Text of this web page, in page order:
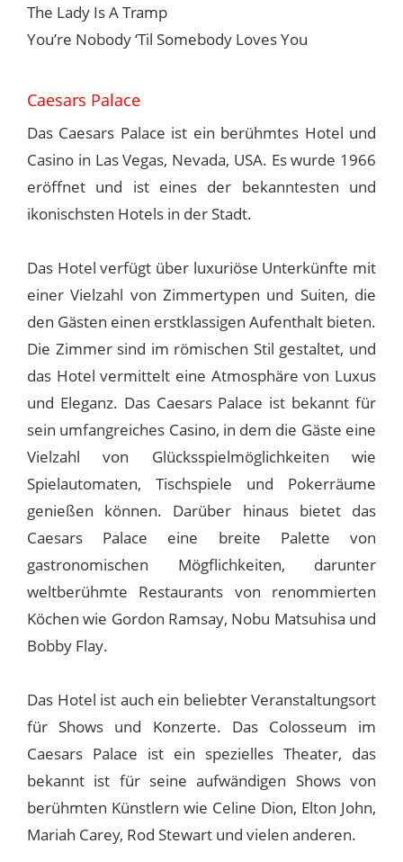
The Lady Is A Tramp
You’re Nobody ‘Til Somebody Loves You
Caesars Palace
Das Caesars Palace ist ein berühmtes Hotel und
Casino in Las Vegas, Nevada, USA. Es wurde 1966
eröffnet und ist eines der bekanntesten und
ikonischsten Hotels in der Stadt.
Das Hotel verfügt über luxuriöse Unterkünfte mit
einer Vielzahl von Zimmertypen und Suiten, die
den Gästen einen erstklassigen Aufenthalt bieten.
Die Zimmer sind im römischen Stil gestaltet, und
das Hotel vermittelt eine Atmosphäre von Luxus
und Eleganz. Das Caesars Palace ist bekannt für
sein umfangreiches Casino, in dem die Gäste eine
Vielzahl von Glücksspielmöglichkeiten wie
Spielautomaten, Tischspiele und Pokerräume
genießen können. Darüber hinaus bietet das
Caesars Palace eine breite Palette von
gastronomischen Mögflichkeiten, darunter
weltberühmte Restaurants von renommierten
Köchen wie Gordon Ramsay, Nobu Matsuhisa und
Bobby Flay.
Das Hotel ist auch ein beliebter Veranstaltungsort
für Shows und Konzerte. Das Colosseum im
Caesars Palace ist ein spezielles Theater, das
bekannt ist für seine aufwändigen Shows von
berühmten Künstlern wie Celine Dion, Elton John,
Mariah Carey, Rod Stewart und vielen anderen.